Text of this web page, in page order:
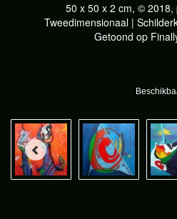
50 x 50 x 2 cm, © 2018,
Tweedimensionaal |
Getoond op